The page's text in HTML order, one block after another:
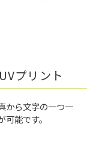
プリント
から文字の一つ一
能です。